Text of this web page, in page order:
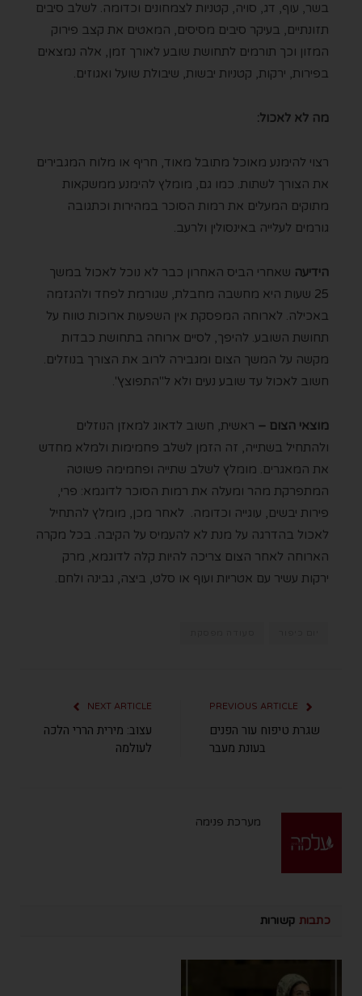
בשר, עוף, דג, סויה, קטניות לצמחונים וכדומה. לשלב סיבים
תזונתיים, בעיקר סיבים מסיסים, המאטים את קצב פירוק
המזון וכך תורמים לתחושת שובע לאורך זמן, אלה נמצאים
בפירות, ירקות, קטניות יבשות, שיבולת שועל ואגוזים.
מה לא לאכול:
רצוי להימנע מאוכל מתובל מאוד, חריף או מלוח המגבירים
את הצורך לשתות. כמו גם, מומלץ להימנע ממשקאות
מתוקים המעלים את רמות הסוכר במהירות וכתגובה
גורמים לעלייה באינסולין ולרעב.
הידיעה שאחרי הביס האחרון כבר לא נוכל לאכול במשך
25 שעות היא מחשבה מחבלת, שגורמת לפחד ולהגזמה
באכילה. לארוחה המפסקת אין השפעות ארוכות טווח על
תחושת השובע. להיפך, לסיים ארוחה בתחושת כבדות
מקשה על המשך הצום ומגבירה לרוב את הצורך בנוזלים.
חשוב לאכול עד שובע נעים ולא ל"התפוצץ".
מוצאי הצום – ראשית, חשוב לדאוג למאזן הנוזלים
ולהתחיל בשתייה, זה הזמן לשלב פחמימות ולמלא מחדש
את המאגרים. מומלץ לשלב שתייה ופחמימה פשוטה
המתפרקת מהר ומעלה את רמות הסוכר לדוגמא: פרי,
פירות יבשים, עוגייה וכדומה. לאחר מכן, מומלץ להתחיל
לאכול בהדרגה על מנת לא להעמיס על הקיבה. בכל מקרה
הארוחה לאחר הצום צריכה להיות קלה לדוגמא, מרק
ירקות עשיר עם אטריות ועוף או סלט, ביצה, גבינה ולחם.
שגרת טיפוח עור הפנים
בעונת מעבר
NEXT ARTICLE
עצוב: מירית הררי הלכה
לעולמה
מערכת פנימה
כתבות קשורות